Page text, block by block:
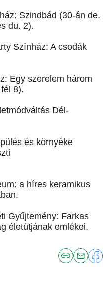
Szindbád (30-án de.
du. 2).
Színház: A csodák
Egy szerelem három
8).
Dél-
és környéke
a híres keramikus
Gyűjtemény: Farkas
életútjának emlékei.